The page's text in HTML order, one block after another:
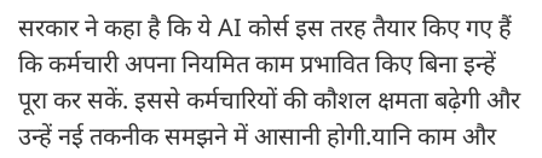
सरकार ने कहा है कि ये AI कोर्स इस तरह तैयार किए गए हैं
कि कर्मचारी अपना नियमित काम प्रभावित किए बिना इन्हें
पूरा कर सकें. इससे कर्मचारियों की कौशल क्षमता बढ़ेगी और
उन्हें नई तकनीक समझने में आसानी होगी.यानि काम और